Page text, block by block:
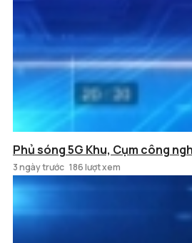
Phủ sóng 5G Khu, Cụm công
3 ngày trước 186 lượt xem